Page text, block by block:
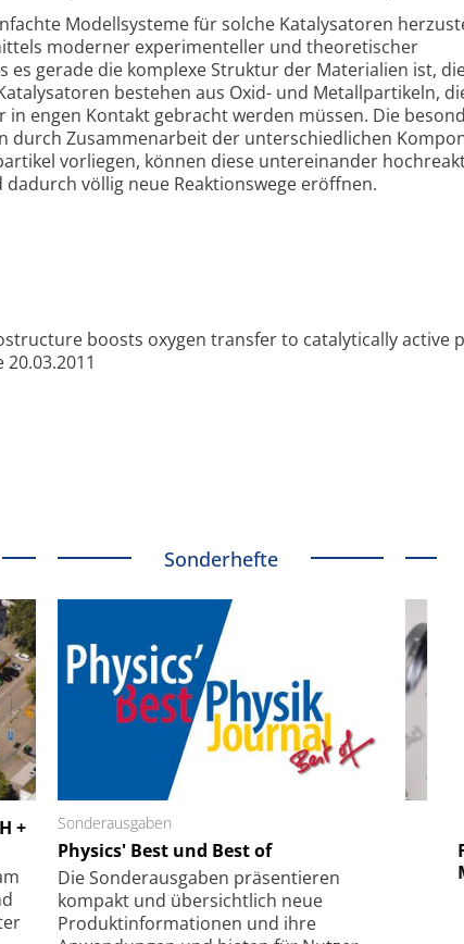
Modellsysteme für solche Katalysatoren
moderner experimenteller und theoretischer
es gerade die komplexe Struktur der Materialien ist,
bestehen aus Oxid- und Metallpartikeln,
engen Kontakt gebracht werden müssen. Die
durch Zusammenarbeit der unterschiedlichen
vorliegen, können diese untereinander
völlig neue Reaktionswege eröffnen.
boosts oxygen transfer to catalytically active
+
Sonderhefte
Sonderausgaben
Physics' Best und Best of
Die Sonder­ausgaben präsentieren
kompakt und übersichtlich neue
Produkt­informationen und ihre
Elektronenmikroskopie auf
kleinstem Raum